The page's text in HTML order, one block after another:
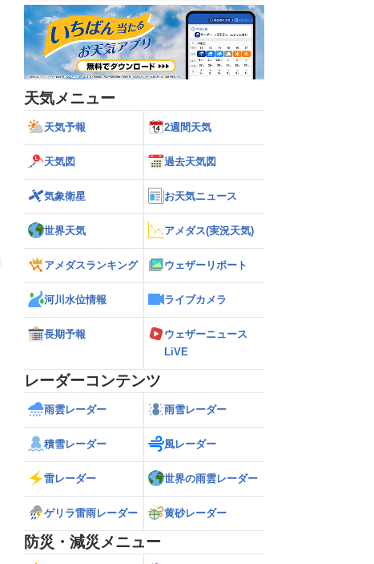
天気メニュー
天気予報 2週間天気
天気図 過去天気図
気象衛星 お天気ニュース
世界天気 アメダス(実況天気)
アメダスランキング ウェザーリポート
河川水位情報 ライブカメラ
長期予報
ウェザーニュース
LiVE
レーダーコンテンツ
雨雲レーダー 雨雪レーダー
積雪レーダー 風レーダー
雷レーダー 世界の雨雲レーダー
ゲリラ雷雨レーダー 黄砂レーダー
防災・減災メニュー